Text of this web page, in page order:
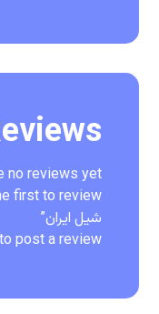
no reviews yet.
شیل ایران”
post a review.